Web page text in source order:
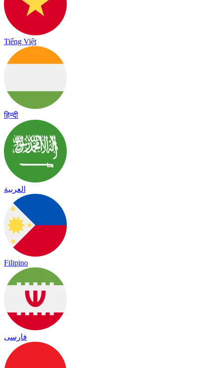
Tiếng Việt
हिन्दी
العربية
Filipino
فارسی